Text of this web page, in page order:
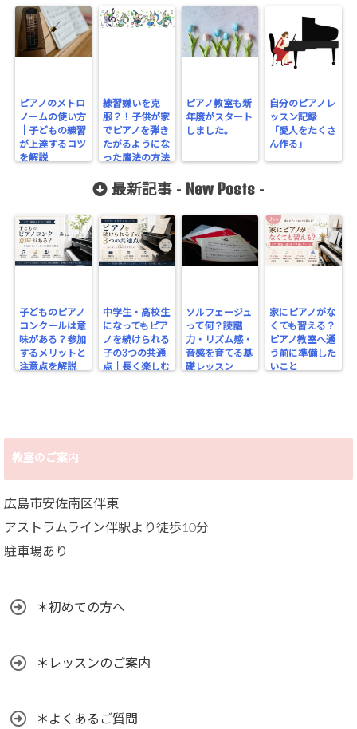
ピアノのメトロ
ノームの使い方
｜子どもの練習
が上達するコツ
を解説
練習嫌いを克
服？！子供が家
でピアノを弾き
たがるようにな
った魔法の方法
ピアノ教室も新
年度がスタート
しました。
自分のピアノレ
ッスン記録
「愛人をたくさ
ん作る」
最新記事 - New Posts -
子どものピアノ
コンクールは意
味がある？参加
するメリットと
注意点を解説
中学生・高校生
になってもピア
ノを続けられる
子の3つの共通
点｜長く楽しむ
ソルフェージュ
って何？読譜
力・リズム感・
音感を育てる基
礎レッスン
家にピアノがな
くても習える？
ピアノ教室へ通
う前に準備した
いこと
教室のご案内
広島市安佐南区伴東
アストラムライン伴駅より徒歩10分
駐車場あり
＊初めての方へ
＊レッスンのご案内
＊よくあるご質問